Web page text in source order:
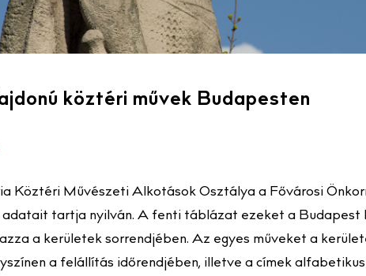
köztéri művek Budapesten
Köztéri Művészeti Alkotások Osztálya a Fővárosi
tartja nyilván. A fenti táblázat ezeket a Budapest
a kerületek sorrendjében. Az egyes műveket a
a felállítás időrendjében, illetve a címek